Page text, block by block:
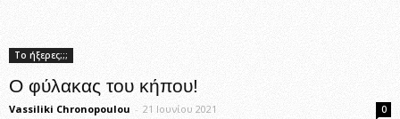
Το ήξερες;;;
Ο φύλακας του κήπου!
Vassiliki Chronopoulou - 21 Ιουνίου 2021 0